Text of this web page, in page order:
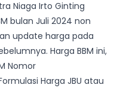
Niaga Irto Ginting
bulan Juli 2024 non
update harga pada
Harga BBM ini,
Nomor
Harga JBU atau